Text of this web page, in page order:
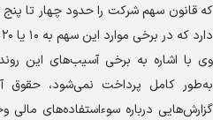
که قانون سهم شرکت را حدود چهار تا
دارد که در برخی موارد این سهم به ۱۰ یا ۲۰ درصد نیز می‌رسد.
وی با اشاره به برخی آسیب‌های این
به‌طور کامل پرداخت نمی‌شود، حقوق
گزارش‌هایی درباره سوءاستفاده‌های مالی